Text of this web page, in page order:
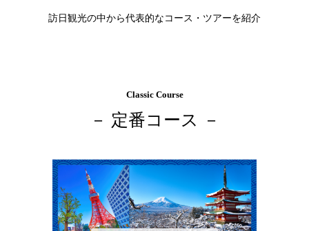
訪日観光の中から代表的なコース・ツアーを紹介
Classic Course
－ 定番コース －